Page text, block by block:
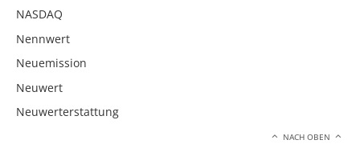
NASDAQ
Nennwert
Neuemission
Neuwert
Neuwerterstattung
NACH OBEN